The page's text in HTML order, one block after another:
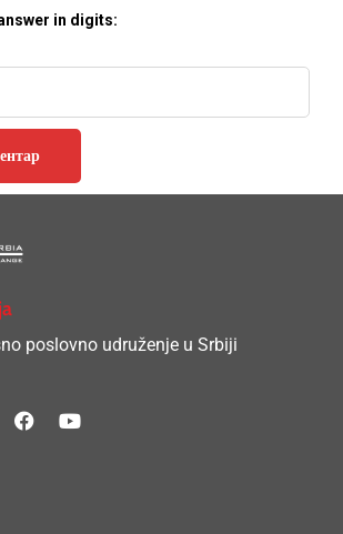
in digits:
poslovno udruženje u Srbiji